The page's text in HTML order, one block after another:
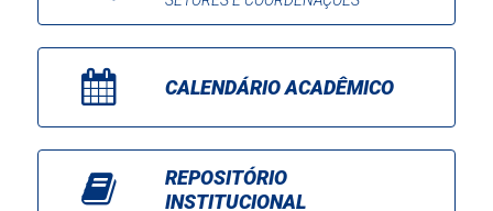
CALENDÁRIO ACADÊMICO
REPOSITÓRIO
INSTITUCIONAL